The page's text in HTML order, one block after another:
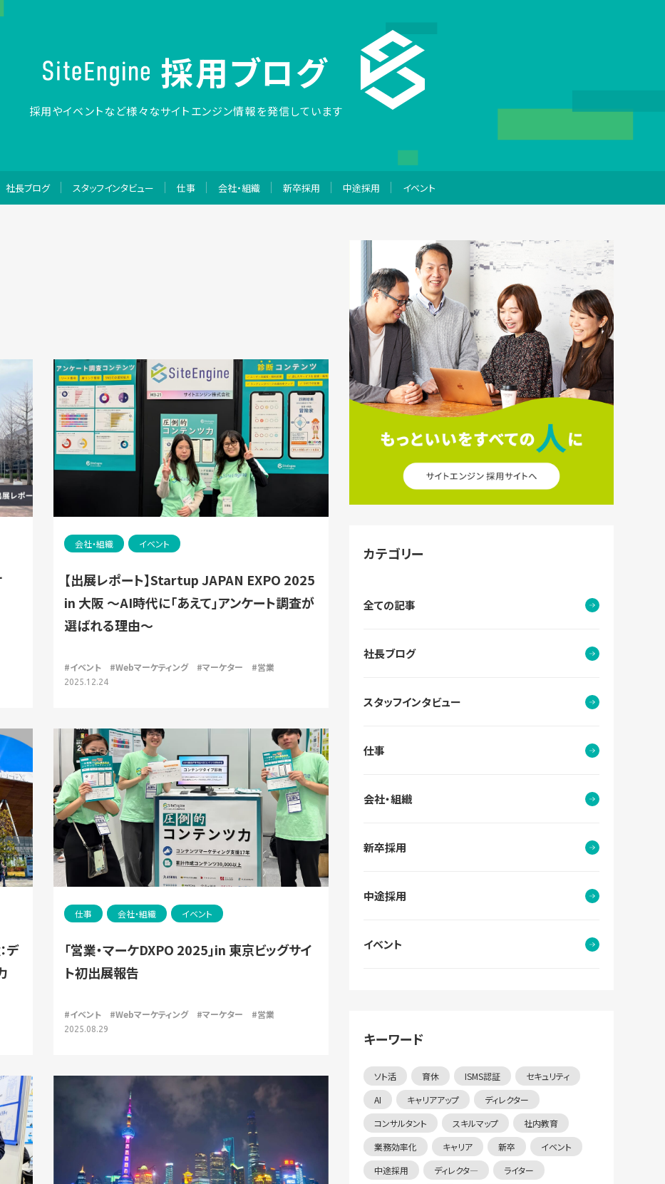
採用ブログ
採用やイベントなど様々なサイトエンジン情報を発信しています
社長ブログ スタッフインタビュー 仕事 会社・組織 新卒採用 中途採用 イベント
会社・組織 イベント
【出展レポート】Startup JAPAN EXPO 2025
in 大阪 ～AI時代に「あえて」アンケート調査が
選ばれる理由～
#イベント #Webマーケティング #マーケター #営業
2025.12.24
デ
仕事 会社・組織 イベント
「営業・マーケDXPO 2025」in 東京ビッグサイ
ト初出展報告
#イベント #Webマーケティング #マーケター #営業
2025.08.29
カテゴリー
全ての記事
社長ブログ
スタッフインタビュー
仕事
会社・組織
新卒採用
中途採用
イベント
キーワード
ソト活 育休 ISMS認証
セキュリティ
AI
キャリアアップ
ディレクター
コンサルタント
スキルマップ
社内教育
業務効率化
キャリア 新卒
イベント
中途採用
ディレクタ―
ライター